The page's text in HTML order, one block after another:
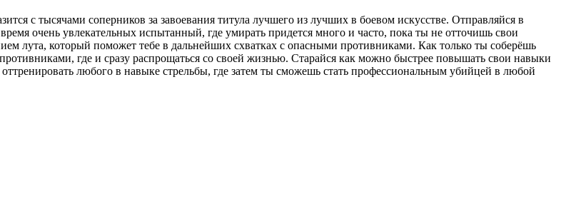
с тысячами соперников за завоевания титула лучшего из лучших в боевом искусстве. Отправляйся в
очень увлекательных испытанный, где умирать придется много и часто, пока ты не отточишь свои
лута, который поможет тебе в дальнейших схватках с опасными противниками. Как только ты соберёшь
где и сразу распрощаться со своей жизнью. Старайся как можно быстрее повышать свои навыки
любого в навыке стрельбы, где затем ты сможешь стать профессиональным убийцей в любой